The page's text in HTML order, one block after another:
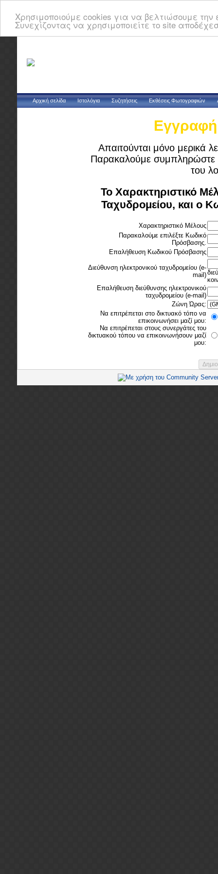
Χρησιμοποιούμε cookies για να βελτιώσουμε
Συνεχίζοντας να χρησιμοποιείτε το site
Αρχική σελίδα Ιστολόγια Συζητήσεις Εκθέσεις Φωτογραφιών
Εγγραφή
Απαιτούνται μόνο μερικά
Παρακαλούμε συμπληρώστε
του
Το Χαρακτηριστικό
Ταχυδρομείου, και ο
Χαρακτηριστικό Μέλους
Παρακαλούμε επιλέξτε Κωδικό
Πρόσβασης.
Επαλήθευση Κωδικού Πρόσβασης
Διεύθυνση ηλεκτρονικού ταχυδρομείου (e-
mail)
Επαλήθευση διεύθυνσης ηλεκτρονικού
ταχυδρομείου (e-mail)
Ζώνη Ώρας:
Να επιτρέπεται στο δικτυακό τόπο να
επικοινωνήσει μαζί μου:
Να επιτρέπεται στους συνεργάτες του
δικτυακού τόπου να επικοινωνήσουν μαζί
μου: